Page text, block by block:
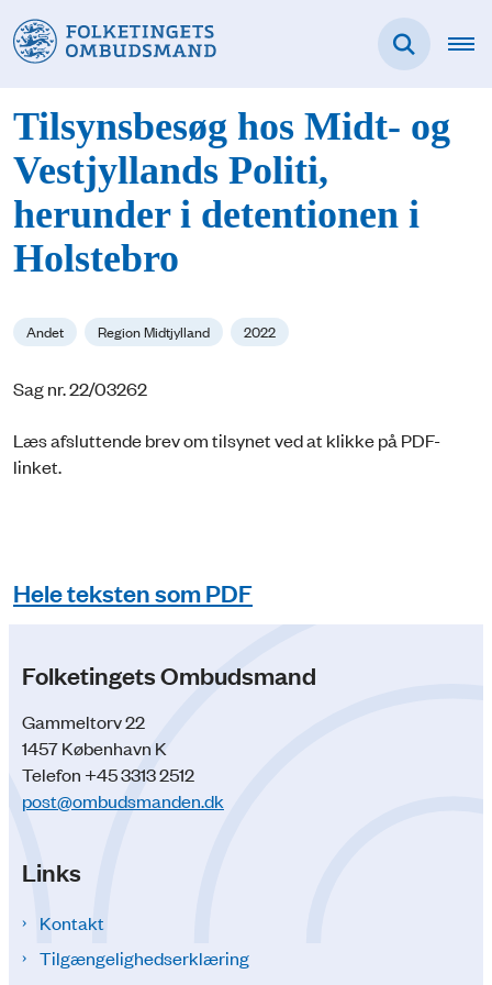
Tilsynsbesøg hos Midt- og
Vestjyllands Politi,
herunder i detentionen i
Holstebro
Andet Region Midtjylland 2022
Sag nr. 22/03262
Læs afsluttende brev om tilsynet ved at klikke på PDF-
linket.
Hele teksten som PDF
Folketingets Ombudsmand
Gammeltorv 22
1457 København K
Telefon +45 3313 2512
post@ombudsmanden.dk
Links
Kontakt
Tilgængelighedserklæring